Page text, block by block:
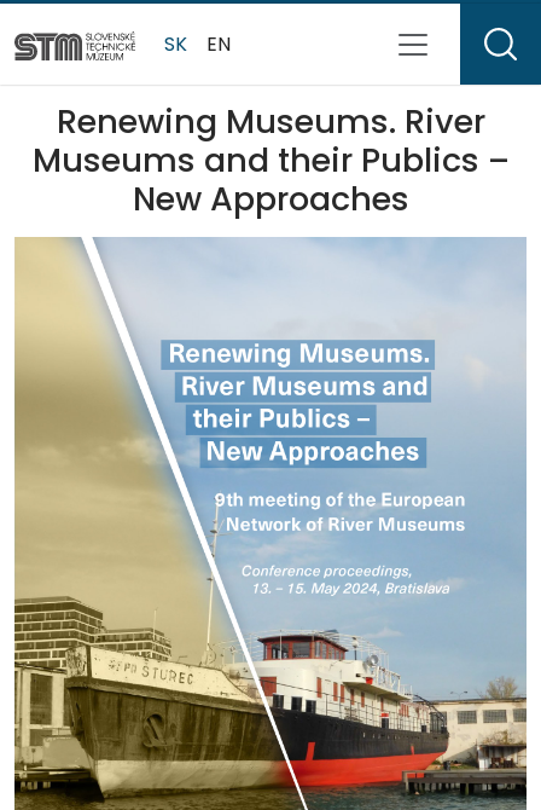
SK EN
Renewing Museums. River
Museums and their Publics –
New Approaches